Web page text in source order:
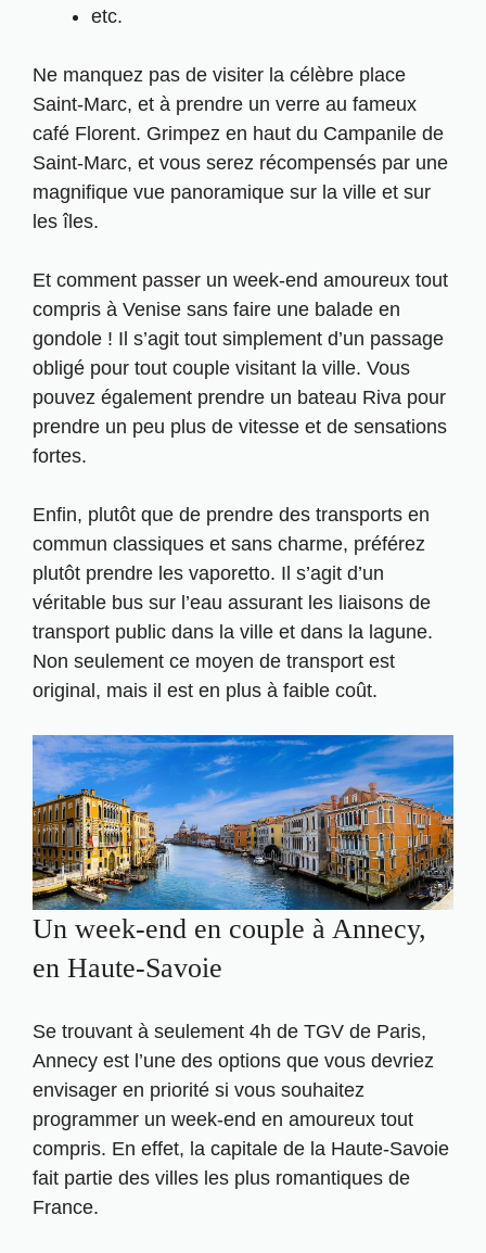
etc.
Ne manquez pas de visiter la célèbre place
Saint-Marc, et à prendre un verre au fameux
café Florent. Grimpez en haut du Campanile de
Saint-Marc, et vous serez récompensés par une
magnifique vue panoramique sur la ville et sur
les îles.
Et comment passer un week-end amoureux tout
compris à Venise sans faire une balade en
gondole ! Il s’agit tout simplement d’un passage
obligé pour tout couple visitant la ville. Vous
pouvez également prendre un bateau Riva pour
prendre un peu plus de vitesse et de sensations
fortes.
Enfin, plutôt que de prendre des transports en
commun classiques et sans charme, préférez
plutôt prendre les vaporetto. Il s’agit d’un
véritable bus sur l’eau assurant les liaisons de
transport public dans la ville et dans la lagune.
Non seulement ce moyen de transport est
original, mais il est en plus à faible coût.
Un week-end en couple à Annecy,
en Haute-Savoie
Se trouvant à seulement 4h de TGV de Paris,
Annecy est l’une des options que vous devriez
envisager en priorité si vous souhaitez
programmer un week-end en amoureux tout
compris. En effet, la capitale de la Haute-Savoie
fait partie des villes les plus romantiques de
France.